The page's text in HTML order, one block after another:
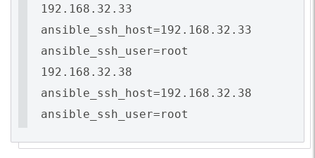
192.168.32.33
ansible_ssh_host=192.168.32.33
ansible_ssh_user=root
192.168.32.38
ansible_ssh_host=192.168.32.38
ansible_ssh_user=root